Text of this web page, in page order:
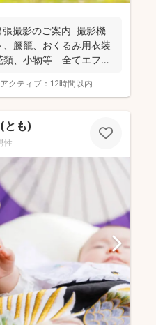
撮影のご案内 撮影機
籐籠、おくるみ用衣装
類、小物等 全てエフ・
クティブ： 12時間以内
も)
性